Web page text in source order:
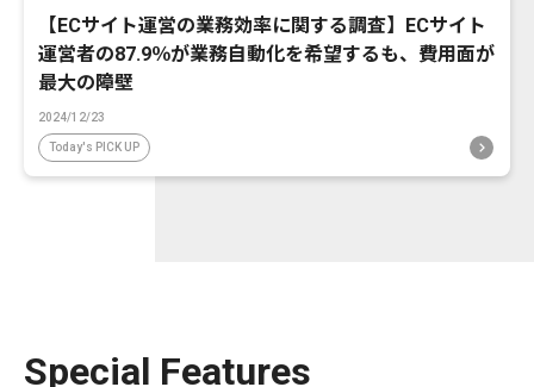
【ECサイト運営の業務効率に関する調査】ECサイト
運営者の87.9％が業務自動化を希望するも、費用面が
最大の障壁
2024/12/23
Today's PICK UP
Special Features